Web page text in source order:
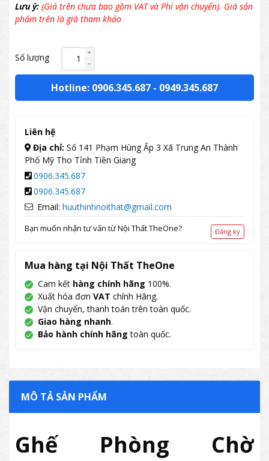
Lưu ý: (Giá trên chưa bao gồm VAT và Phí vận chuyển). Giá sản
phẩm trên là giá tham khảo
Số lượng
Hotline: 0906.345.687 - 0949.345.687
Liên hệ
Địa chỉ: Số 141 Phạm Hùng Ấp 3 Xã Trung An Thành
Phố Mỹ Tho Tỉnh Tiền Giang
0906.345.687
0906.345.687
Email: huuthinhnoithat@gmail.com
Bạn muốn nhận tư vấn từ Nội Thất TheOne? Đăng ký
Mua hàng tại Nội Thất TheOne
Cam kết hàng chính hãng 100%.
Xuất hóa đơn VAT chính Hãng.
Vận chuyển, thanh toán trên toàn quốc.
Giao hàng nhanh.
Bảo hành chính hãng toàn quốc.
MÔ TẢ SẢN PHẨM
Ghế Phòng Chờ